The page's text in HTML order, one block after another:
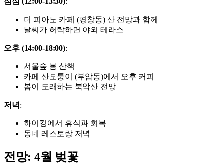
더 피아노 카페 (평창동) 산 전망과 함께
날씨가 허락하면 야외 테라스
오후 (14:00-18:00):
서울숲 봄 산책
카페 산모퉁이 (부암동)에서 오후 커피
봄이 도래하는 북악산 전망
저녁:
하이킹에서 휴식과 회복
동네 레스토랑 저녁
전망: 4월 벚꽃